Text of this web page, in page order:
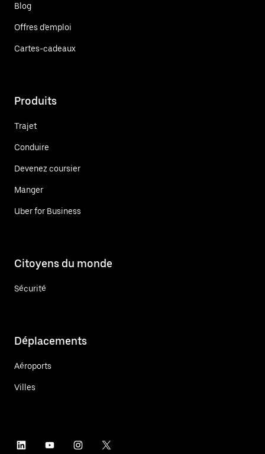
Blog
Offres d'emploi
Cartes-cadeaux
Produits
Trajet
Conduire
Devenez coursier
Manger
Uber for Business
Citoyens du monde
Sécurité
Déplacements
Aéroports
Villes